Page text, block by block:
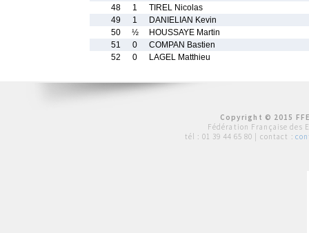
48
1
TIREL Nicolas
49
1
DANIELIAN Kevin
50
½
HOUSSAYE Martin
51
0
COMPAN Bastien
52
0 LAGEL Matthieu
Copyright © 2015
Fédération Française des
tél : 01 39 44 65 80 | contact :